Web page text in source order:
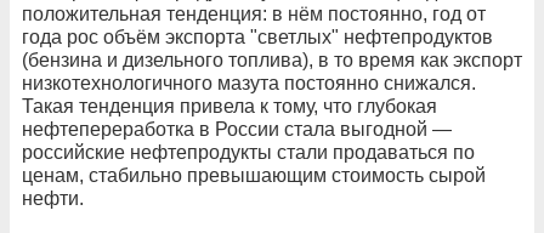
положительная тенденция: в нём постоянно, год от
года рос объём экспорта "светлых" нефтепродуктов
(бензина и дизельного топлива), в то время как экспорт
низкотехнологичного мазута постоянно снижался.
Такая тенденция привела к тому, что глубокая
нефтепереработка в России стала выгодной —
российские нефтепродукты стали продаваться по
ценам, стабильно превышающим стоимость сырой
нефти.